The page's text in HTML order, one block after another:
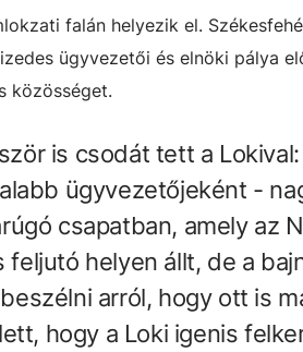
falán helyezik el.
ügyvezetői és elnöki pálya
közösséget.
is csodát tett a
ügyvezetőjeként -
csapatban, amely az
helyen állt, de a
arról, hogy ott is
hogy a Loki igenis